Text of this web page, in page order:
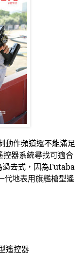
動作頻道還不能滿足
控器系統尋找可適合
去式，因為Futaba
代地表用旗艦槍型遙
遙控器